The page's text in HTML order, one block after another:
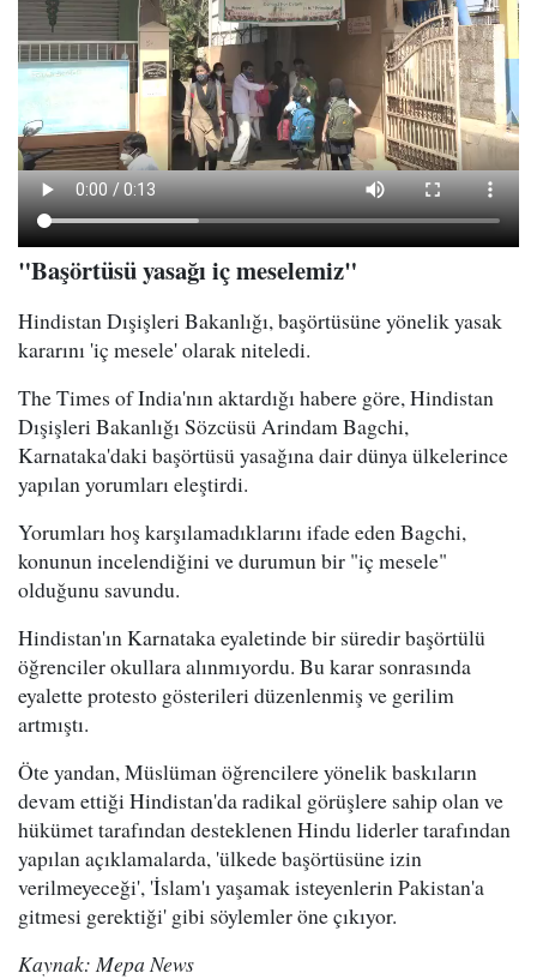
"Başörtüsü yasağı iç meselemiz"
Hindistan Dışişleri Bakanlığı, başörtüsüne yönelik yasak
kararını 'iç mesele' olarak niteledi.
The Times of India'nın aktardığı habere göre, Hindistan
Dışişleri Bakanlığı Sözcüsü Arindam Bagchi,
Karnataka'daki başörtüsü yasağına dair dünya ülkelerince
yapılan yorumları eleştirdi.
Yorumları hoş karşılamadıklarını ifade eden Bagchi,
konunun incelendiğini ve durumun bir "iç mesele"
olduğunu savundu.
Hindistan'ın Karnataka eyaletinde bir süredir başörtülü
öğrenciler okullara alınmıyordu. Bu karar sonrasında
eyalette protesto gösterileri düzenlenmiş ve gerilim
artmıştı.
Öte yandan, Müslüman öğrencilere yönelik baskıların
devam ettiği Hindistan'da radikal görüşlere sahip olan ve
hükümet tarafından desteklenen Hindu liderler tarafından
yapılan açıklamalarda, 'ülkede başörtüsüne izin
verilmeyeceği', 'İslam'ı yaşamak isteyenlerin Pakistan'a
gitmesi gerektiği' gibi söylemler öne çıkıyor.
Kaynak: Mepa News